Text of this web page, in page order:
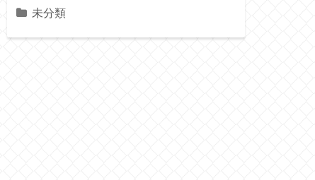
未分類